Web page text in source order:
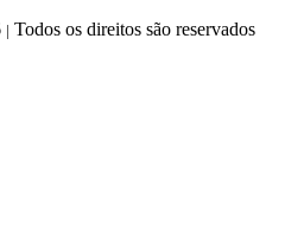
| Todos os direitos são reservados